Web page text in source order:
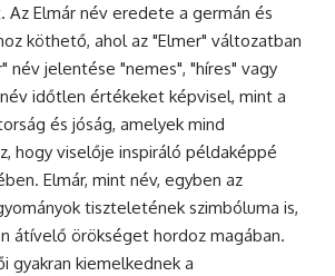
Az Elmár név eredete a germán és
köthető, ahol az "Elmer" változatban
név jelentése "nemes", "híres" vagy
időtlen értékeket képvisel, mint a
és jóság, amelyek mind
hogy viselője inspiráló példaképpé
Elmár, mint név, egyben az
tiszteletének szimbóluma is,
átívelő örökséget hordoz magában.
gyakran kiemelkednek a